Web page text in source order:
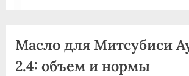
Масло для Митсубиси
2.4: объем и нормы